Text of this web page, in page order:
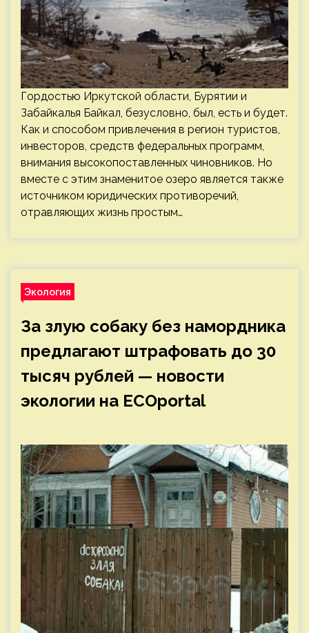
Гордостью Иркутской области, Бурятии и
Забайкалья Байкал, безусловно, был, есть и будет.
Как и способом привлечения в регион туристов,
инвесторов, средств федеральных программ,
внимания высокопоставленных чиновников. Но
вместе с этим знаменитое озеро является также
источником юридических противоречий,
отравляющих жизнь простым…
Экология
За злую собаку без намордника
предлагают штрафовать до 30
тысяч рублей — новости
экологии на ECOportal